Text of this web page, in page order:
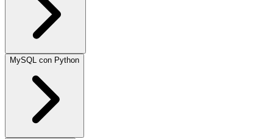
MySQL con Python